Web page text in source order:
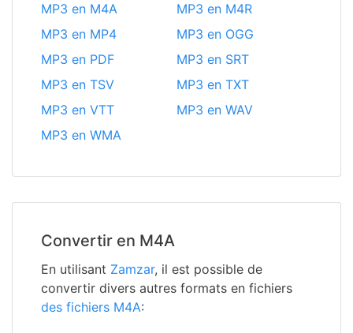
MP3 en M4A
MP3 en M4R
MP3 en MP4
MP3 en OGG
MP3 en PDF
MP3 en SRT
MP3 en TSV
MP3 en TXT
MP3 en VTT
MP3 en WAV
MP3 en WMA
Convertir en M4A
En utilisant Zamzar, il est possible de
convertir divers autres formats en fichiers
des fichiers M4A: